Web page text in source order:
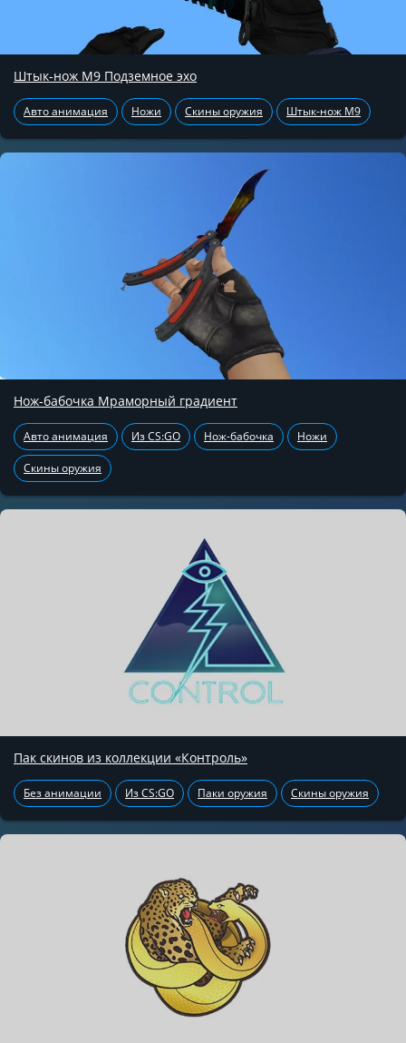
Штык-нож М9 Подземное эхо
Авто анимация Ножи Скины оружия Штык-нож М9
Нож-бабочка Мраморный градиент
Авто анимация Из CS:GO Нож-бабочка Ножи
Скины оружия
Пак скинов из коллекции «Контроль»
Без анимации Из CS:GO Паки оружия Скины оружия